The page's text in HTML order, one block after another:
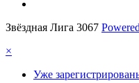
Звёздная Лига 3067
×
Уже